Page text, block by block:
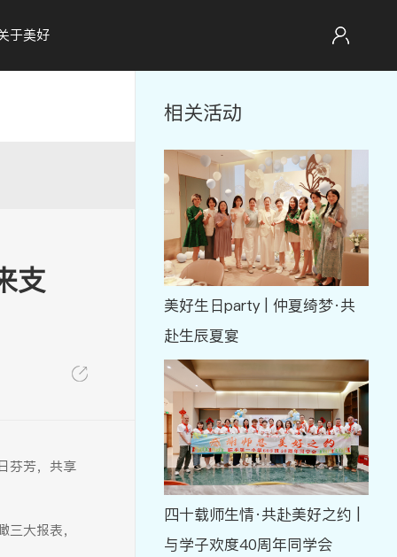
于美好
支
芬芳，共享
大报表，
相关活动
美好生日party | 仲夏绮梦·共
赴生辰夏宴
四十载师生情·共赴美好之约 |
与学子欢度40周年同学会